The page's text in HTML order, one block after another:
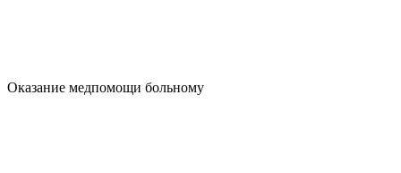
Оказание медпомощи больному